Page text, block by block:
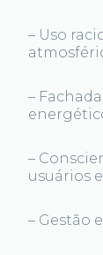
– Uso
–
–
usuários
– Gestão